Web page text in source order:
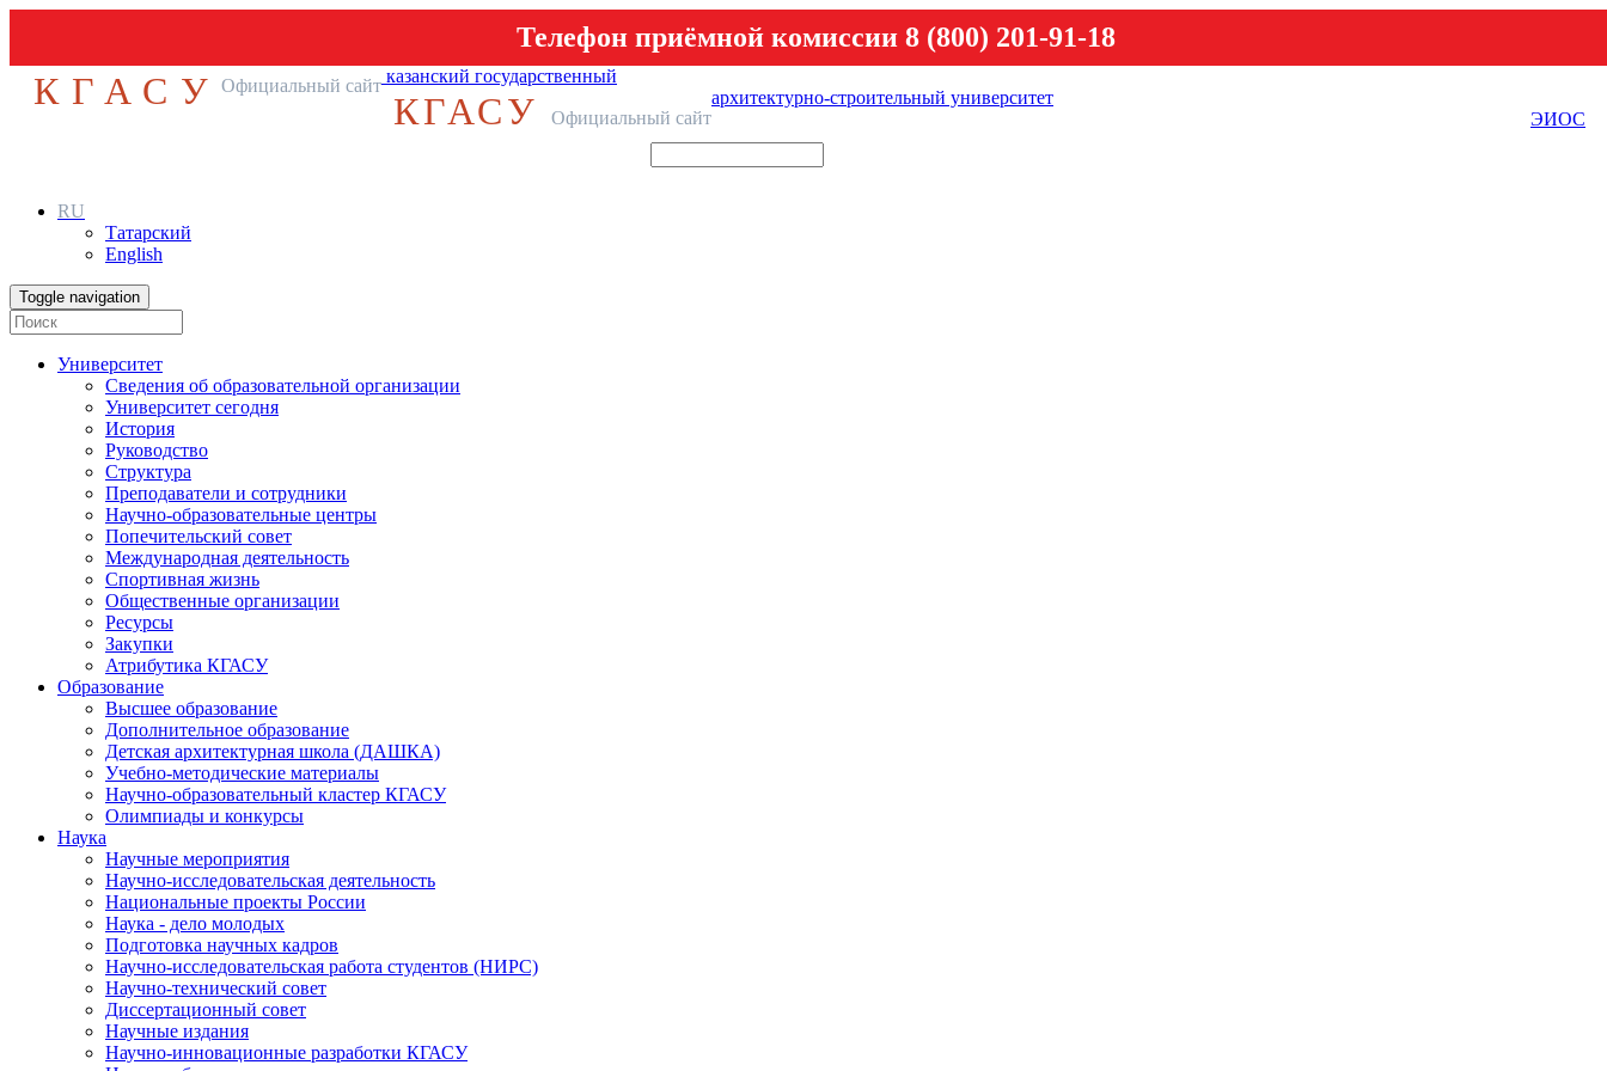
Телефон приёмной комиссии 8 (800) 201-91-18
КГАСУ Официальный сайт казанский государственный
архитектурно-строительный университет
КГАСУ Официальный сайт ЭИОС
RU
Татарский
English
Toggle navigation
Университет
Сведения об образовательной организации
Университет сегодня
История
Руководство
Структура
Преподаватели и сотрудники
Научно-образовательные центры
Попечительский совет
Международная деятельность
Спортивная жизнь
Общественные организации
Ресурсы
Закупки
Атрибутика КГАСУ
Образование
Высшее образование
Дополнительное образование
Детская архитектурная школа (ДАШКА)
Учебно-методические материалы
Научно-образовательный кластер КГАСУ
Олимпиады и конкурсы
Наука
Научные мероприятия
Научно-исследовательская деятельность
Национальные проекты России
Наука - дело молодых
Подготовка научных кадров
Научно-исследовательская работа студентов (НИРС)
Научно-технический совет
Диссертационный совет
Научные издания
Научно-инновационные разработки КГАСУ